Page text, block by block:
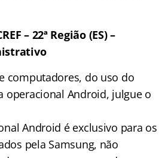
– 22ª Região (ES) –
computadores, do uso do
operacional Android, julgue o
Android é exclusivo para os
pela Samsung, não